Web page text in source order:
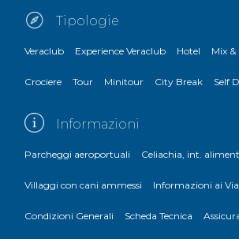
Tipologie
Veraclub Experience Veraclub Hotel Mix &
Crociere Tour Minitour City Break Self
Informazioni
Parcheggi aeroportuali Celiachia, int.
Villaggi con cani ammessi Informazioni ai
Condizioni Generali Scheda Tecnica